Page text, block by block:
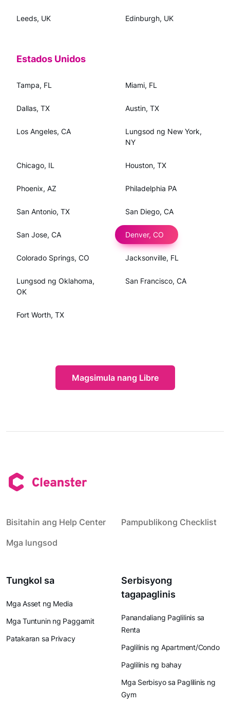
Leeds, UK Edinburgh, UK
Estados Unidos
Tampa, FL Miami, FL
Dallas, TX Austin, TX
Los Angeles, CA
Lungsod ng New York,
NY
Chicago, IL Houston, TX
Phoenix, AZ Philadelphia PA
San Antonio, TX San Diego, CA
San Jose, CA Denver, CO
Colorado Springs, CO Jacksonville, FL
Lungsod ng Oklahoma,
OK
San Francisco, CA
Fort Worth, TX
Magsimula nang Libre
Bisitahin ang Help Center
Pampublikong Checklist
Mga lungsod
Tungkol sa
Mga Asset ng Media
Mga Tuntunin ng Paggamit
Patakaran sa Privacy
Serbisyong
tagapaglinis
Panandaliang Paglilinis sa
Renta
Paglilinis ng Apartment/Condo
Paglilinis ng bahay
Mga Serbisyo sa Paglilinis ng
Gym